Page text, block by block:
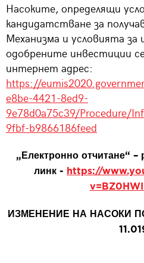
Насоките, определящи
кандидатстване за
Механизма и условията за
одобрените инвестиции
интернет адрес:
https://
e8be-4421-8ed9-
9e78d0a75c39/Procedure/
9fbf-b9866186feed
„Електронно отчитане“
линк - https://
ИЗМЕНЕНИЕ НА НАСОКИ
11.0